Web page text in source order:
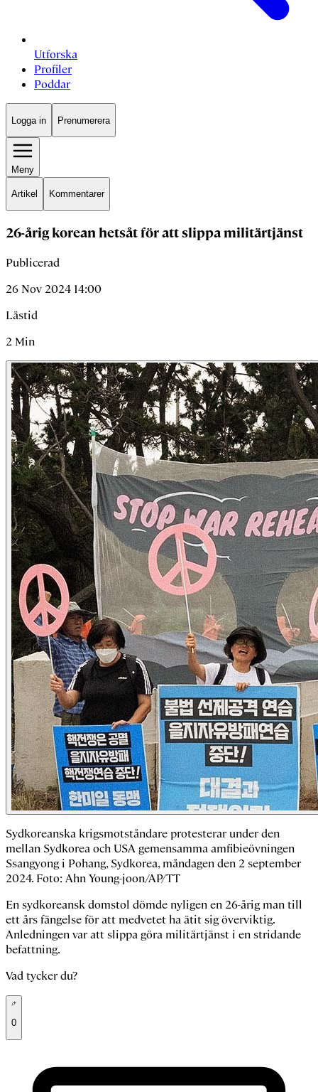
Utforska
Profiler
Poddar
Logga in Prenumerera
Meny
Artikel Kommentarer
26-årig korean hetsåt för att slippa militärtjänst
Publicerad
26 Nov 2024 14:00
Lästid
2 Min
Sydkoreanska krigsmotståndare protesterar under den
mellan Sydkorea och USA gemensamma amfibieövningen
Ssangyong i Pohang, Sydkorea, måndagen den 2 september
2024. Foto: Ahn Young-joon/AP/TT
En sydkoreansk domstol dömde nyligen en 26-årig man till
ett års fängelse för att medvetet ha ätit sig överviktig.
Anledningen var att slippa göra militärtjänst i en stridande
befattning.
Vad tycker du?
0